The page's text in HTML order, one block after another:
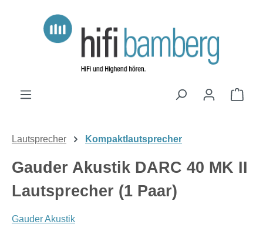
Zum Hauptinhalt springen
Lautsprecher Kompaktlautsprecher
Gauder Akustik DARC 40 MK II
Lautsprecher (1 Paar)
Gauder Akustik